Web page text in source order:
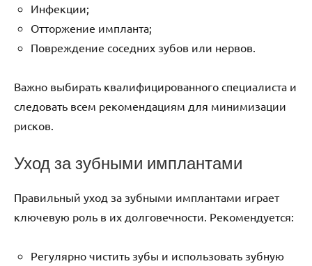
Инфекции;
Отторжение импланта;
Повреждение соседних зубов или нервов.
Важно выбирать квалифицированного специалиста и
следовать всем рекомендациям для минимизации
рисков.
Уход за зубными имплантами
Правильный уход за зубными имплантами играет
ключевую роль в их долговечности. Рекомендуется:
Регулярно чистить зубы и использовать зубную